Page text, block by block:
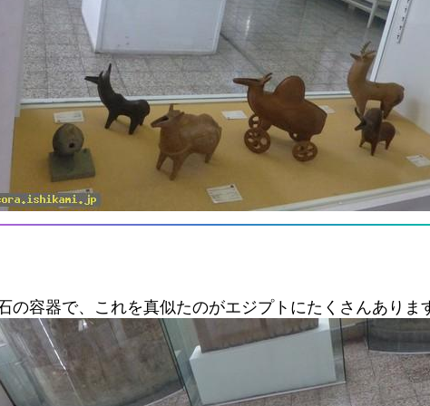
の容器で、これを真似たのがエジプトにたくさんありま